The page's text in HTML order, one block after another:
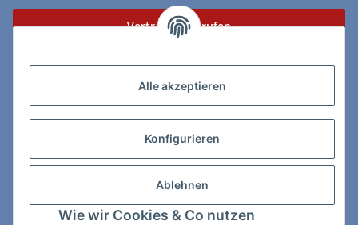
Alle akzeptieren
Konfigurieren
Ablehnen
Wie wir Cookies & Co nutzen
Vertrag widerrufen
ChessWare Schachversand